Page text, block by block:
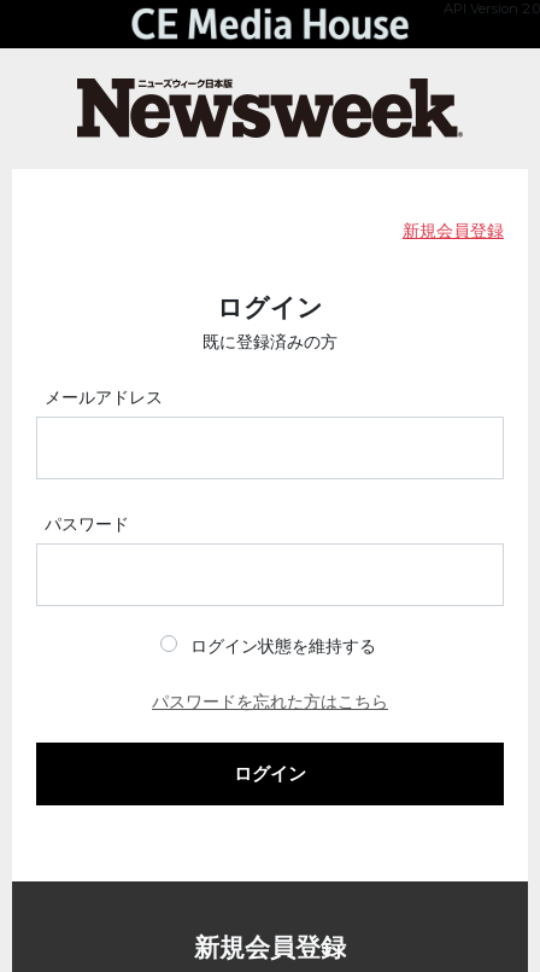
API Version 2.0
新規会員登録
ログイン
既に登録済みの方
メールアドレス
パスワード
ログイン状態を維持する
パスワードを忘れた方はこちら
ログイン
新規会員登録